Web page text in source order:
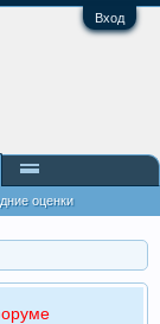
Вход
оценки